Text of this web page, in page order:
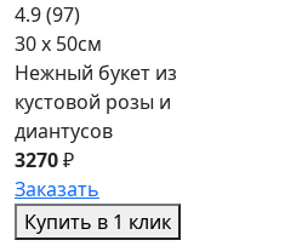
4.9(97)
30 x 50см
Нежный букет из
кустовой розы и
диантусов
3270₽
Заказать
Купить в 1 клик